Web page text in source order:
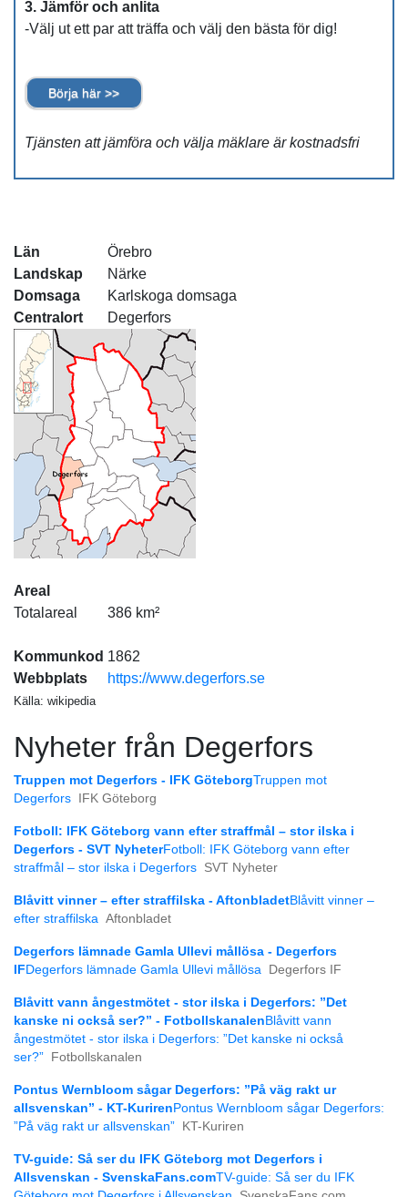
3. Jämför och anlita
-Välj ut ett par att träffa och välj den bästa för dig!
Börja här >>
Tjänsten att jämföra och välja mäklare är kostnadsfri
Län
Örebro
Landskap
Närke
Domsaga
Karlskoga domsaga
Centralort
Degerfors
Areal
Totalareal
386 km²
Kommunkod 1862
Webbplats
https://www.degerfors.se
Källa: wikipedia
Nyheter från Degerfors
Truppen mot Degerfors - IFK GöteborgTruppen mot
Degerfors
IFK Göteborg
Fotboll: IFK Göteborg vann efter straffmål – stor ilska i
Degerfors - SVT NyheterFotboll: IFK Göteborg vann efter
straffmål – stor ilska i Degerfors SVT Nyheter
Blåvitt vinner – efter straffilska - AftonbladetBlåvitt vinner –
efter straffilska Aftonbladet
Degerfors lämnade Gamla Ullevi mållösa - Degerfors
IF Degerfors lämnade Gamla Ullevi mållösa Degerfors IF
Blåvitt vann ångestmötet - stor ilska i Degerfors: ”Det
kanske ni också ser?” - Fotbollskanalen Blåvitt vann
ångestmötet - stor ilska i Degerfors: ”Det kanske ni också
ser?”
Fotbollskanalen
Pontus Wernbloom sågar Degerfors: ”På väg rakt ur
allsvenskan” - KT-Kuriren Pontus Wernbloom sågar Degerfors:
”På väg rakt ur allsvenskan”
KT-Kuriren
TV-guide: Så ser du IFK Göteborg mot Degerfors i
Allsvenskan - SvenskaFans.comTV-guide: Så ser du IFK